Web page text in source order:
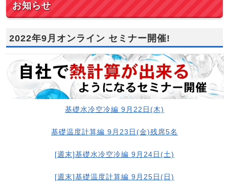
お知らせ
2022年9月オンライン セミナー開催!
基礎水冷空冷編 9月22日(木)
基礎温度計算編 9月23日(金)残席5名
[週末]基礎水冷空冷編 9月24日(土)
[週末]基礎温度計算編 9月25日(日)